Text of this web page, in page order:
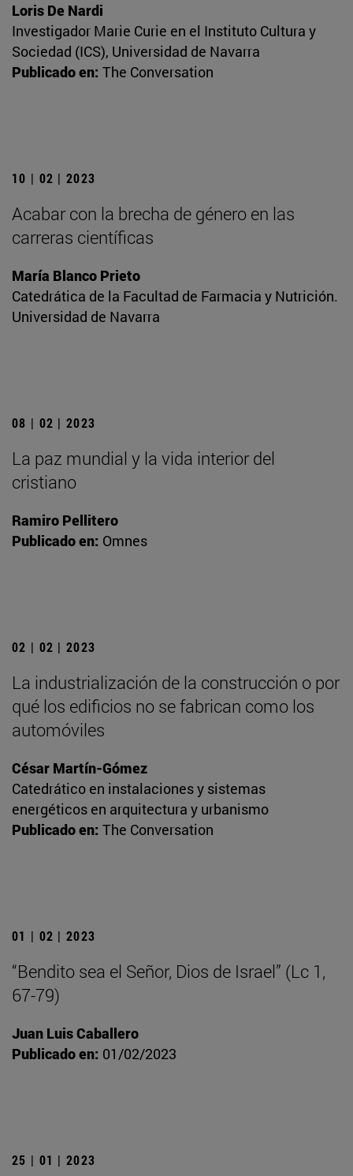
Loris De Nardi
Investigador Marie Curie en el Instituto Cultura y
Sociedad (ICS), Universidad de Navarra
Publicado en: The Conversation
10 | 02 | 2023
Acabar con la brecha de género en las
carreras científicas
María Blanco Prieto
Catedrática de la Facultad de Farmacia y Nutrición.
Universidad de Navarra
08 | 02 | 2023
La paz mundial y la vida interior del
cristiano
Ramiro Pellitero
Publicado en: Omnes
02 | 02 | 2023
La industrialización de la construcción o por
qué los edificios no se fabrican como los
automóviles
César Martín-Gómez
Catedrático en instalaciones y sistemas
energéticos en arquitectura y urbanismo
Publicado en: The Conversation
01 | 02 | 2023
“Bendito sea el Señor, Dios de Israel” (Lc 1,
67-79)
Juan Luis Caballero
Publicado en: 01/02/2023
25 | 01 | 2023